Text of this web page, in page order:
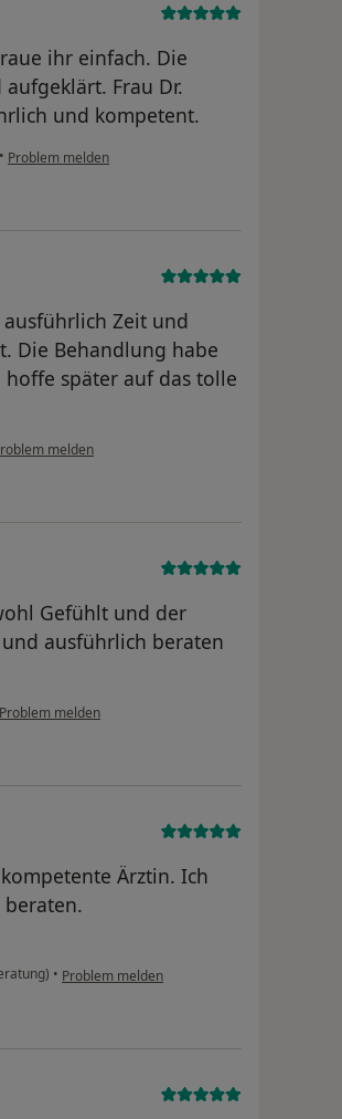
ihr einfach. Die
Frau Dr.
und kompetent.
• Problem melden
ausführlich Zeit und
Die Behandlung habe
später auf das tolle
melden
Gefühlt und der
ausführlich beraten
Problem melden
Ärztin. Ich
• Problem melden